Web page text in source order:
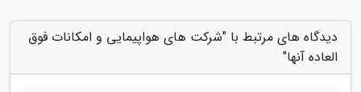
دیدگاه های مرتبط با "شرکت های هواپیمایی و امکانات فوق
العاده آنها"